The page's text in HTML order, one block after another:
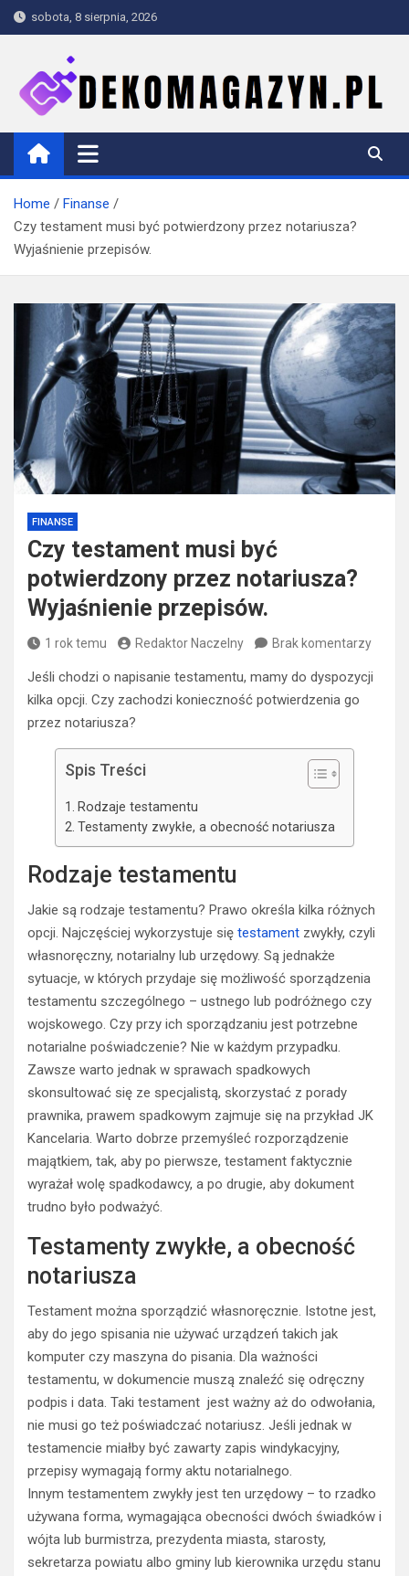
Skip
to
sobota, 8 sierpnia, 2026
dekomagazyn.pl
Blog
Home
Finanse
Czy testament musi być potwierdzony przez notariusza?
Wyjaśnienie przepisów.
FINANSE
Czy testament musi być
potwierdzony przez notariusza?
Wyjaśnienie przepisów.
1 rok temu Redaktor Naczelny Brak komentarzy
Jeśli chodzi o napisanie testamentu, mamy do dyspozycji
kilka opcji. Czy zachodzi konieczność potwierdzenia go
przez notariusza?
Spis Treści
Rodzaje testamentu
Testamenty zwykłe, a obecność notariusza
Rodzaje testamentu
Jakie są rodzaje testamentu? Prawo określa kilka różnych
opcji. Najczęściej wykorzystuje się testament zwykły, czyli
własnoręczny, notarialny lub urzędowy. Są jednakże
sytuacje, w których przydaje się możliwość sporządzenia
testamentu szczególnego – ustnego lub podróżnego czy
wojskowego. Czy przy ich sporządzaniu jest potrzebne
notarialne poświadczenie? Nie w każdym przypadku.
Zawsze warto jednak w sprawach spadkowych
skonsultować się ze specjalistą, skorzystać z porady
prawnika, prawem spadkowym zajmuje się na przykład JK
Kancelaria. Warto dobrze przemyśleć rozporządzenie
majątkiem, tak, aby po pierwsze, testament faktycznie
wyrażał wolę spadkodawcy, a po drugie, aby dokument
trudno było podważyć.
Testamenty zwykłe, a obecność
notariusza
Testament można sporządzić własnoręcznie. Istotne jest,
aby do jego spisania nie używać urządzeń takich jak
komputer czy maszyna do pisania. Dla ważności
testamentu, w dokumencie muszą znaleźć się odręczny
podpis i data. Taki testament jest ważny aż do odwołania,
nie musi go też poświadczać notariusz. Jeśli jednak w
testamencie miałby być zawarty zapis windykacyjny,
przepisy wymagają formy aktu notarialnego.
Innym testamentem zwykły jest ten urzędowy – to rzadko
używana forma, wymagająca obecności dwóch świadków i
wójta lub burmistrza, prezydenta miasta, starosty,
sekretarza powiatu albo gminy lub kierownika urzędu stanu